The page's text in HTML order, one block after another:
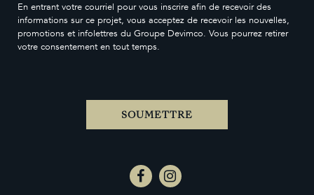
En entrant votre courriel pour vous inscrire afin de recevoir des
informations sur ce projet, vous acceptez de recevoir les nouvelles,
promotions et infolettres du Groupe Devimco. Vous pourrez retirer
votre consentement en tout temps.
SOUMETTRE